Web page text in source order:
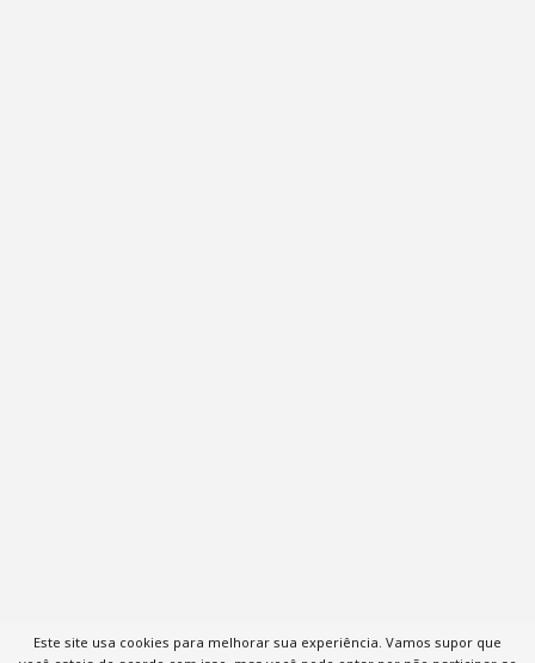
Este site usa cookies para melhorar sua experiência. Vamos supor que